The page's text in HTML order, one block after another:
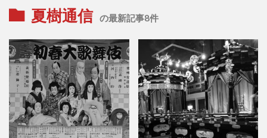
夏樹通信 の最新記事8件